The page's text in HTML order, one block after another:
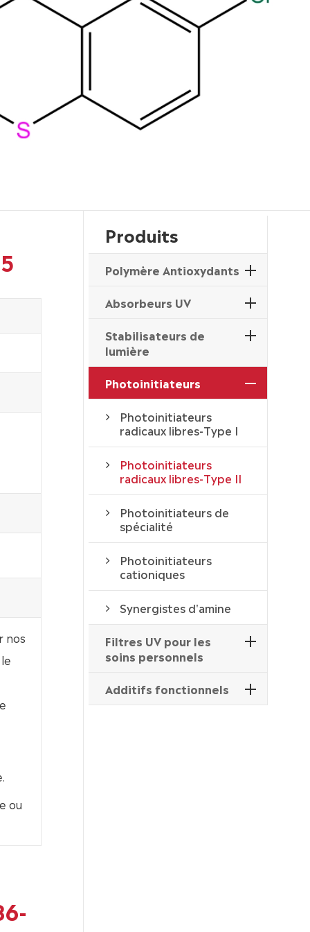
nos
ou
Produits
Polymère Antioxydants
Absorbeurs UV
Stabilisateurs de
lumière
Photoinitiateurs
Photoinitiateurs
radicaux libres-Type I
Photoinitiateurs
radicaux libres-Type II
Photoinitiateurs de
spécialité
Photoinitiateurs
cationiques
Synergistes d'amine
Filtres UV pour les
soins personnels
Additifs fonctionnels